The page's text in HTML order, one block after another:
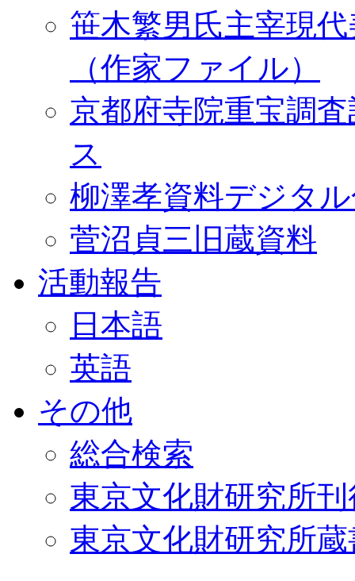
笹木繁男氏主宰現
（作家ファイル）
京都府寺院重宝調
ス
柳澤孝資料デジタ
菅沼貞三旧蔵資料
活動報告
日本語
英語
その他
総合検索
東京文化財研究所
東京文化財研究所